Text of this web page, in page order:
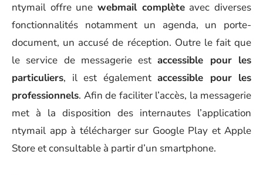
ntymail offre une webmail complèteavec diverses
fonctionnalités notamment un agenda, un porte-
document, un accusé de réception. Outre le fait que
le service de messagerie estaccessible pour les
particuliers, il est également accessible pour les
professionnels. Afin de faciliter l’accès, la messagerie
met à la disposition des internautes l’application
ntymail app à télécharger sur Google Play et Apple
Store et consultable à partir d’un smartphone.